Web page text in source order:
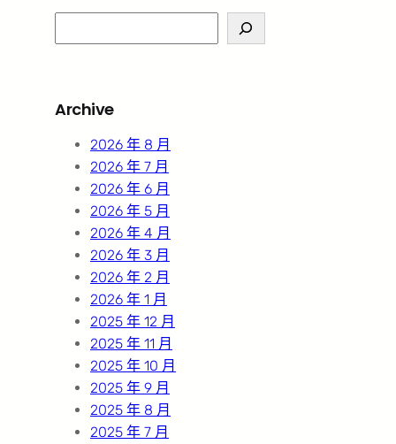
e
c
Archive
2026 年 8 月
2026 年 7 月
2026 年 6 月
2026 年 5 月
2026 年 4 月
2026 年 3 月
2026 年 2 月
2026 年 1 月
2025 年 12 月
2025 年 11 月
2025 年 10 月
2025 年 9 月
2025 年 8 月
2025 年 7 月